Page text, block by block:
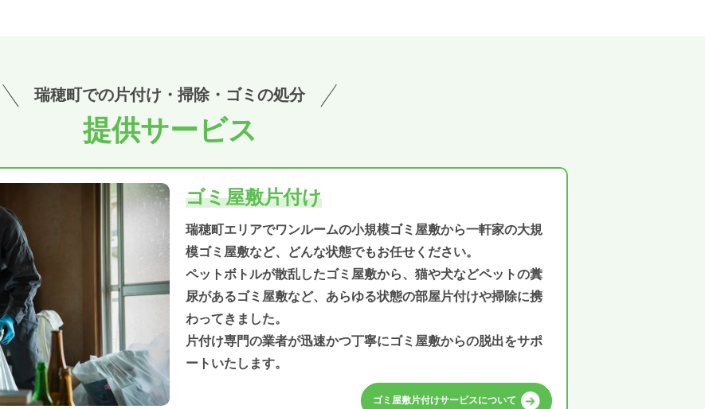
瑞穂町での片付け・掃除・ゴミの処分
提供サービス
ゴミ屋敷片付け
瑞穂町エリアでワンルームの小規模ゴミ屋敷から一軒家の大規
模ゴミ屋敷など、どんな状態でもお任せください。
ペットボトルが散乱したゴミ屋敷から、猫や犬などペットの糞
尿があるゴミ屋敷など、あらゆる状態の部屋片付けや掃除に携
わってきました。
片付け専門の業者が迅速かつ丁寧にゴミ屋敷からの脱出をサポ
ートいたします。
ゴミ屋敷片付けサービスについて